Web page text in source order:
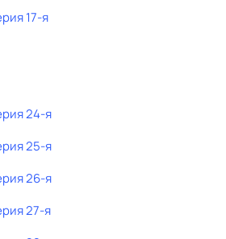
17-я
24-я
25-я
26-я
27-я